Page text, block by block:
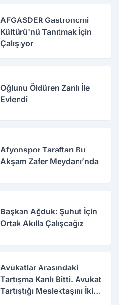
AFGASDER Gastronomi
Kültürü'nü Tanıtmak İçin
Çalışıyor
Oğlunu Öldüren Zanlı İle
Evlendi
Afyonspor Taraftarı Bu
Akşam Zafer Meydanı’nda
Başkan Ağduk: Şuhut İçin
Ortak Akılla Çalışcağız
Avukatlar Arasındaki
Tartışma Kanlı Bitti. Avukat
Tartıştığı Meslektaşını İki